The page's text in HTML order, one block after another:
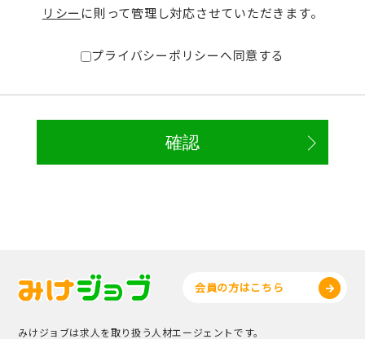
リシー に則って管理し対応させていただきます。
プライバシーポリシーへ同意する
会員の方はこちら
みけジョブは求人を取り扱う人材エージェントです。